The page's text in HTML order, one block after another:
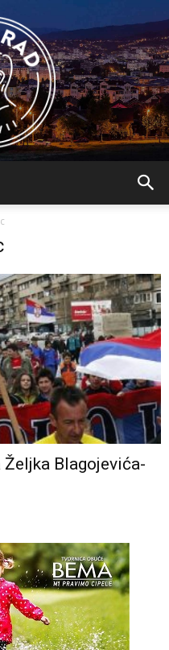
Blagojevića-